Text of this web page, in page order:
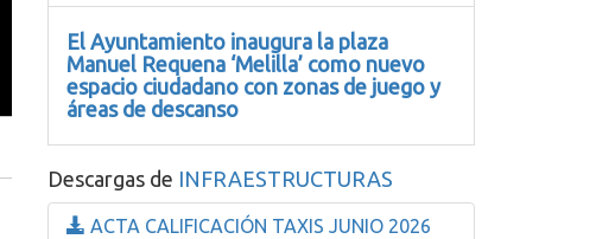
El Ayuntamiento inaugura la plaza
Manuel Requena ‘Melilla’ como nuevo
espacio ciudadano con zonas de juego y
áreas de descanso
Descargas de INFRAESTRUCTURAS
ACTA CALIFICACIÓN TAXIS JUNIO 2026